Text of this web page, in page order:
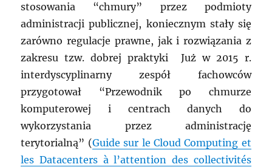
stosowania “chmury” przez podmioty
administracji publicznej, koniecznym stały się
zarówno regulacje prawne, jak i rozwiązania z
zakresu tzw. dobrej praktyki Już w 2015 r.
interdyscyplinarny zespół fachowców
przygotował “Przewodnik po chmurze
komputerowej i centrach danych do
wykorzystania przez administrację
terytorialną” (Guide sur le Cloud Computing et
les Datacenters à l’attention des collectivités